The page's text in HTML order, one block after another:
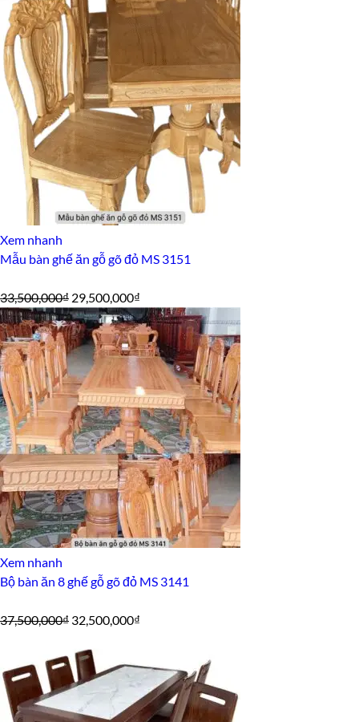
Xem nhanh
Mẫu bàn ghế ăn gỗ gõ đỏ MS 3151
33,500,000₫ Giá
gốc
là:
33,500,000₫.
29,500,000₫
hiện
tại
là:
29,500,000₫.
Xem nhanh
Bộ bàn ăn 8 ghế gỗ gõ đỏ MS 3141
37,500,000₫ Giá
là:
37,500,000₫.
32,500,000₫
là:
32,500,000₫.